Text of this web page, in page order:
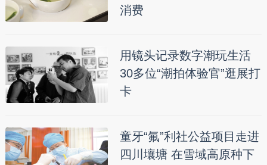
消费
用镜头记录数字潮玩生活
30多位“潮拍体验官”逛展打
卡
童牙“氟”利社公益项目走进
四川壤塘 在雪域高原种下